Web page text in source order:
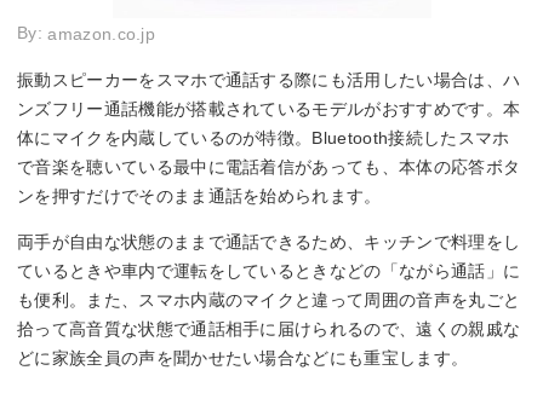
By:amazon.co.jp
振動スピーカーをスマホで通話する際にも活用したい場合は、ハ
ンズフリー通話機能が搭載されているモデルがおすすめです。本
体にマイクを内蔵しているのが特徴。Bluetooth接続したスマホ
で音楽を聴いている最中に電話着信があっても、本体の応答ボタ
ンを押すだけでそのまま通話を始められます。
両手が自由な状態のままで通話できるため、キッチンで料理をし
ているときや車内で運転をしているときなどの「ながら通話」に
も便利。また、スマホ内蔵のマイクと違って周囲の音声を丸ごと
拾って高音質な状態で通話相手に届けられるので、遠くの親戚な
どに家族全員の声を聞かせたい場合などにも重宝します。